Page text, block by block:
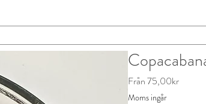
Från75,00krReapris
Moms ingår